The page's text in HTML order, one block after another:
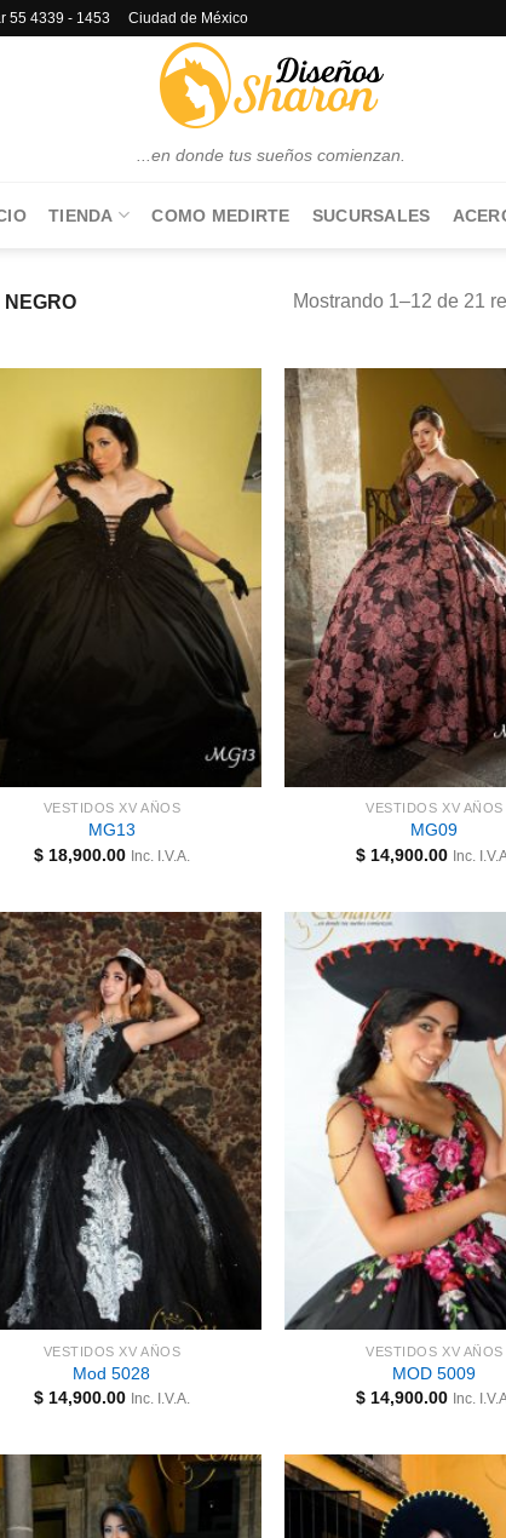
55 4339 - 1453 Ciudad de México
...en donde tus sueños comienzan.
TIENDA COMO MEDIRTE SUCURSALES
NEGRO Mostrando 1–12 de 21
VESTIDOS XV AÑOS
MG13
$18,900.00 Inc. I.V.A.
VESTIDOS XV AÑOS
MG09
$ 14,900.00 Inc.
VESTIDOS XV AÑOS
Mod 5028
$14,900.00 Inc. I.V.A.
VESTIDOS XV AÑOS
MOD 5009
$ 14,900.00 Inc.